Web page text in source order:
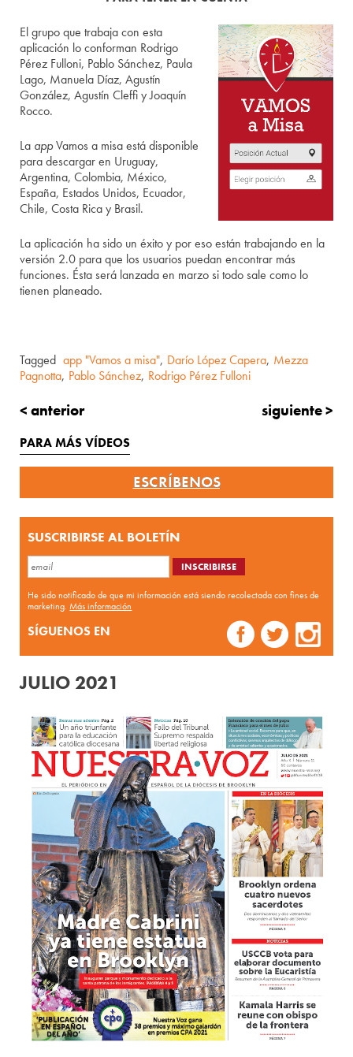
El grupo que trabaja con esta
aplicación lo conforman Rodrigo
Pérez Fulloni, Pablo Sánchez, Paula
Lago, Manuela Díaz, Agustín
González, Agustín Cleffi y Joaquín
Rocco.
La appVamos a misa está disponible
para descargar en Uruguay,
Argentina, Colombia, México,
España, Estados Unidos, Ecuador,
Chile, Costa Rica y Brasil.
La aplicación ha sido un éxito y por eso están trabajando en la
versión 2.0 para que los usuarios puedan encontrar más
funciones. Ésta será lanzada en marzo si todo sale como lo
tienen planeado.
Tagged app "Vamos a misa", Darío López Capera, Mezza
Pagnotta, Pablo Sánchez, Rodrigo Pérez Fulloni
< anterior siguiente >
PARA MÁS VÍDEOS
ESCRÍBENOS
SUSCRIBIRSE AL BOLETÍN
He sido notificado de que mi información está siendo recolectada con fines de
marketing.Más información
SÍGUENOS EN
JULIO 2021